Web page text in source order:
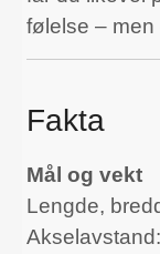
følelse – men
Fakta
Mål og vekt
Lengde,